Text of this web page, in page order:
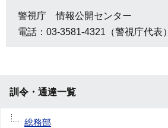
警視庁 情報公開センター
電話：03-3581-4321（警視庁代表）
訓令・通達一覧
総務部